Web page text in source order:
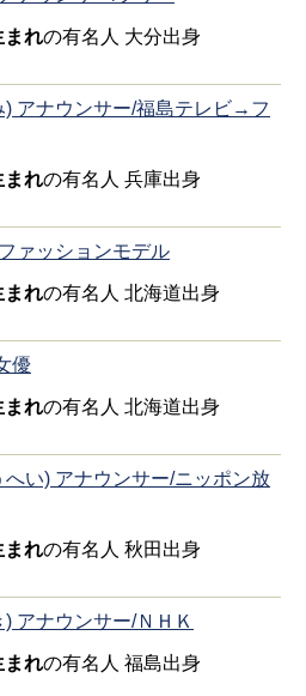
まれの有名人 大分出身
) アナウンサー/福島テレビ→フ
まれの有名人 兵庫出身
ァッションモデル
まれの有名人 北海道出身
優
まれの有名人 北海道出身
い) アナウンサー/ニッポン放
まれの有名人 秋田出身
アナウンサー/ＮＨＫ
まれの有名人 福島出身